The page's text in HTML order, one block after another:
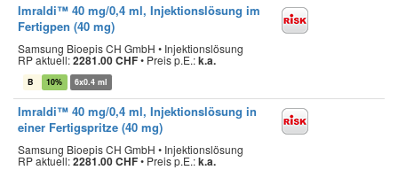
Imraldi™ 40 mg/0,4 ml, Injektionslösung im
Fertigpen (40 mg)
Samsung Bioepis CH GmbH • Injektionslösung
RP aktuell:2281.00 CHF• Preis p.E.:k.a.
B 10% 6x0.4 ml
Imraldi™ 40 mg/0,4 ml, Injektionslösung in
einer Fertigspritze (40 mg)
Samsung Bioepis CH GmbH • Injektionslösung
RP aktuell:2281.00 CHF• Preis p.E.:k.a.